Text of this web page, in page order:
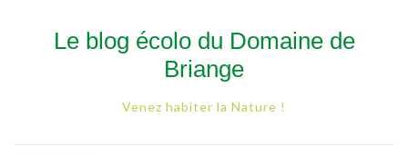
Le blog écolo du Domaine de
Briange
Venez habiter la Nature !